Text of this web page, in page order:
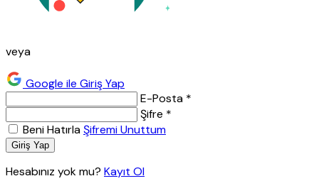
veya
Google ile Giriş Yap
E-Posta *
Şifre *
Beni HatırlaŞifremi Unuttum
Giriş Yap
Hesabınız yok mu? Kayıt Ol